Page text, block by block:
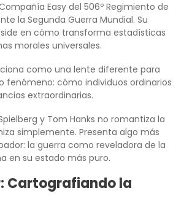
Easy del 506º Regimiento de
la Segunda Guerra Mundial. Su
en cómo transforma estadísticas
morales universales.
como una lente diferente para
fenómeno: cómo individuos ordinarios
extraordinarias.
y Tom Hanks no romantiza la
simplemente. Presenta algo más
la guerra como reveladora de la
en su estado más puro.
Cartografiando la